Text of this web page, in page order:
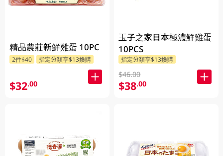
精品農莊新鮮雞蛋 10PC
2件$40 指定分類享$13換購
$32.00
玉子之家日本極濃鮮雞蛋
10PCS
指定分類享$13換購
$46.00
$38.00